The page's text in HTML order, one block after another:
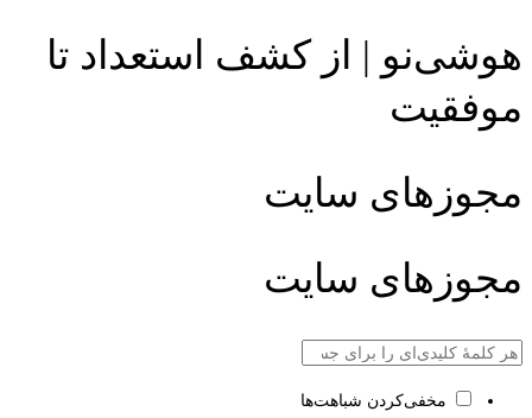
هوشی‌نو | از کشف استعداد تا
موفقیت
مجوزهای سایت
مجوزهای سایت
مخفی‌کردن شباهت‌ها